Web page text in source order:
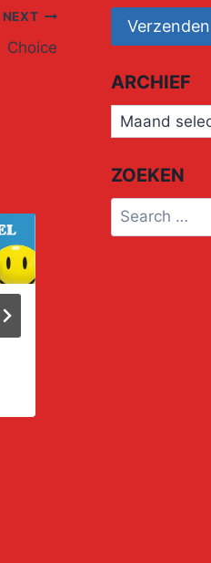
NEXT
Choice
ARCHIEF
Archief
ZOEKEN
Search
for: